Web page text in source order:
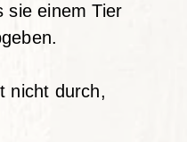
sie einem Tier
nicht durch,